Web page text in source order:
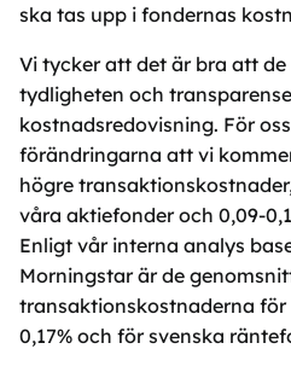
ska tas upp i fondernas
Vi tycker att det är bra att
tydligheten och
kostnadsredovisning. För
förändringarna att vi
högre
våra aktiefonder och 0,09-
Enligt vår interna analys
Morningstar är de
transaktionskostnaderna
0,17% och för svenska